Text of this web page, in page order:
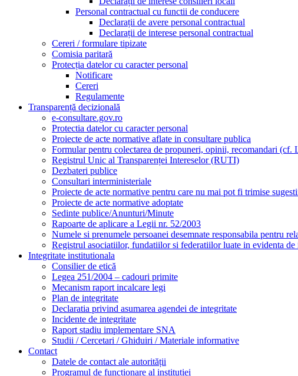
Personal contractual cu functii de conducere
Declarații de avere personal contractual
Declarații de interese personal contractual
Cereri / formulare tipizate
Comisia paritară
Protecția datelor cu caracter personal
Notificare
Cereri
Regulamente
Transparență decizională
e-consultare.gov.ro
Protectia datelor cu caracter personal
Proiecte de acte normative aflate in consultare publica
Formular pentru colectarea de propuneri, opinii, recomandari (cf.
Registrul Unic al Transparenței Intereselor (RUTI)
Dezbateri publice
Consultari interministeriale
Proiecte de acte normative pentru care nu mai pot fi trimise
Proiecte de acte normative adoptate
Sedinte publice/Anunturi/Minute
Rapoarte de aplicare a Legii nr. 52/2003
Numele si prenumele persoanei desemnate responsabila pentru
Registrul asociatiilor, fundatiilor si federatiilor luate in evidenta de
Integritate institutionala
Consilier de etică
Legea 251/2004 – cadouri primite
Mecanism raport incalcare legi
Plan de integritate
Declaratia privind asumarea agendei de integritate
Incidente de integritate
Raport stadiu implementare SNA
Studii / Cercetari / Ghiduiri / Materiale informative
Contact
Datele de contact ale autorității
Programul de funcționare al instituției